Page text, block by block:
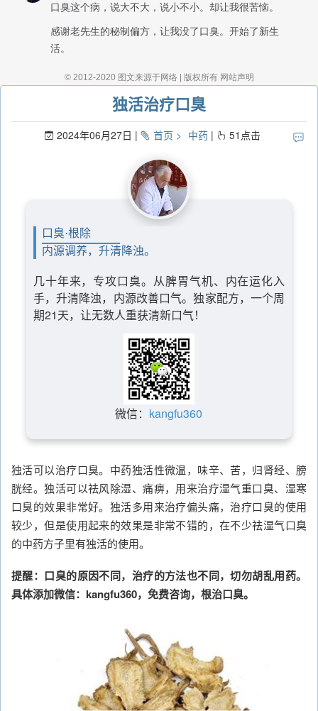
独活治疗口臭
2024年06月27日 首页 中药 51 点击
口臭·根除
内源调养，升清降浊。
几十年来，专攻口臭。从脾胃气机、内在运化入
手，升清降浊，内源改善口气。独家配方，一个周
期21天，让无数人重获清新口气！
微信： kangfu360
独活可以治疗口臭。中药独活性微温，味辛、苦，归肾经、膀
胱经。独活可以祛风除湿、痛痹，用来治疗湿气重口臭、湿寒
口臭的效果非常好。独活多用来治疗偏头痛，治疗口臭的使用
较少，但是使用起来的效果是非常不错的，在不少祛湿气口臭
的中药方子里有独活的使用。
提醒：口臭的原因不同，治疗的方法也不同，切勿胡乱用药。
具体添加微信：kangfu360，免费咨询，根治口臭。